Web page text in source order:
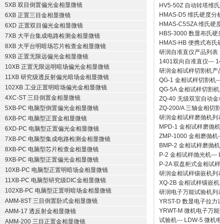
5XB 双目倒置偏光金相显微镜
6XB 正置三目金相显微镜
6XD 正置双目偏光金相显微镜
7XB 大平台集成电路检测金相显微镜
8XB 大平台明暗场芯片检查金相显微镜
9XB 正置无限远偏光金相显微镜
10XB 正置无限远明暗场偏光金相显微镜
11XB 研究级透反射偏光暗场金相显微镜
102XB 工业正置明暗场偏光金相显微镜
4XC-ST 三目倒置金相显微镜
5XB-PC 电脑型倒置偏光金相显微镜
6XB-PC 电脑型正置金相显微镜
6XD-PC 电脑型正置偏光金相显微镜
7XB-PC 电脑型集成电路检测金相显微镜
8XB-PC 电脑型芯片检查金相显微镜
9XB-PC 电脑型正置偏光金相显微镜
10XB-PC 电脑型正置明暗场金相显微镜
11XB-PC 电脑型研究级DIC金相显微镜
102XB-PC 电脑型正置明暗场金相显微镜
AMM-8ST 三目倒置卧式金相显微镜
AMM-17 透反射金相显微镜
AMM-200 三目正置金相显微镜
HV5-50Z 自动转塔维
HMAS-D5 维氏硬度分
HMAS-C5SZA 维氏硬
HBS-3000 数显布氏硬
HMAS-HB 便携式布氏
研润自准直仪产品列表
1401双向自准直仪---
研润金相试样切割机产
QG-1 金相试样切割机
QG-5A 金相试样切割机
ZQ-40 无级双室自动金
ZQ-200/A 三轴金相切
研润金相试样磨抛机列
MPD-1 金相试样磨抛机
ZMP-1000 金相磨抛机
BMP-2 金相试样磨抛机
P-2 金相试样抛光机---
P-2A 双盘柜式金相试
研润金相试样镶嵌机列
XQ-2B 金相试样镶嵌机
研润电子万能试验机列
YRST-D 数显电子拉力
YRWT-M 微机电子万
试验机--- LDW-5 微机